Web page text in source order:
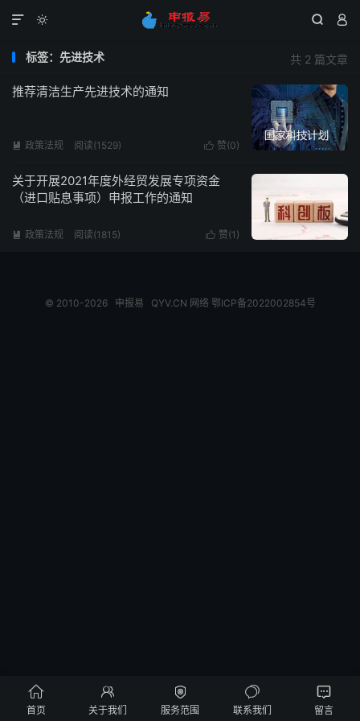
  

共 2 篇文章
标签：先进技术
推荐清洁生产先进技术的通知
 赞(0)
 政策法规 阅读(1529)
关于开展2021年度外经贸发展专项资金
（进口贴息事项）申报工作的通知
 赞(1 )
 政策法规 阅读(1815)
© 2010-2026 申报易 QYV.CN 网络 鄂ICP备2022002854号

首页

关于我们

服务范围

联系我们

留言